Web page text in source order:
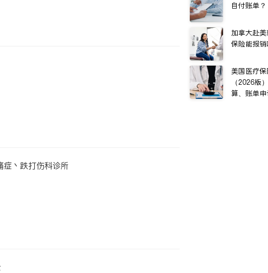
症丶跌打伤科诊所
自付账单？
加拿大赴
保险能报销
美国医疗
（2026版
算、账单